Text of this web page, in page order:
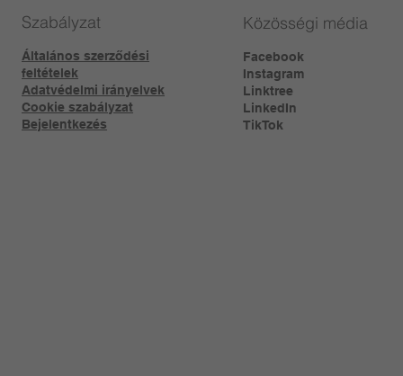
Szabályzat
Általános szerződési
feltételek
Adatvédelmi irányelvek
Cookie szabályzat
Bejelentkezés
Közösségi média
Facebook
Instagram
Linktree​
LinkedIn
TikTok